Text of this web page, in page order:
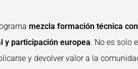
mezcla formación técnica
y participación europea. No es solo
y devolver valor a la